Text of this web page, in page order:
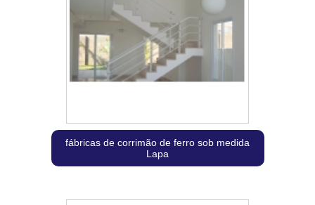
fábricas de corrimão de ferro sob medida
Lapa